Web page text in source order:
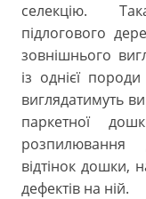
селекцію.
підлогового
зовнішнього
із однієї
виглядатимуть
паркетної
розпилювання
відтінок дошки,
дефектів на ній.